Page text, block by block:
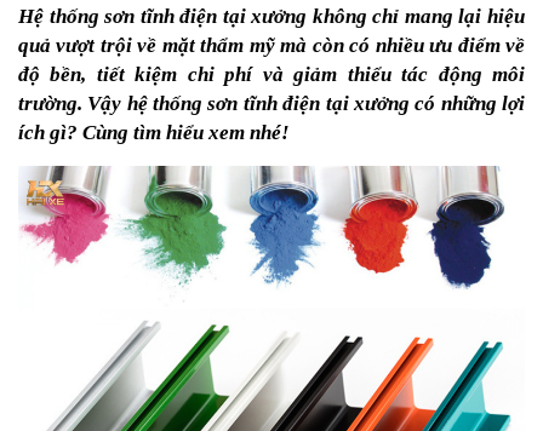
Hệ thống sơn tĩnh điện tại xưởng không chỉ mang lại hiệu
quả vượt trội về mặt thẩm mỹ mà còn có nhiều ưu điểm về
độ bền, tiết kiệm chi phí và giảm thiểu tác động môi
trường. Vậy hệ thống sơn tĩnh điện tại xưởng có những lợi
ích gì? Cùng tìm hiểu xem nhé!